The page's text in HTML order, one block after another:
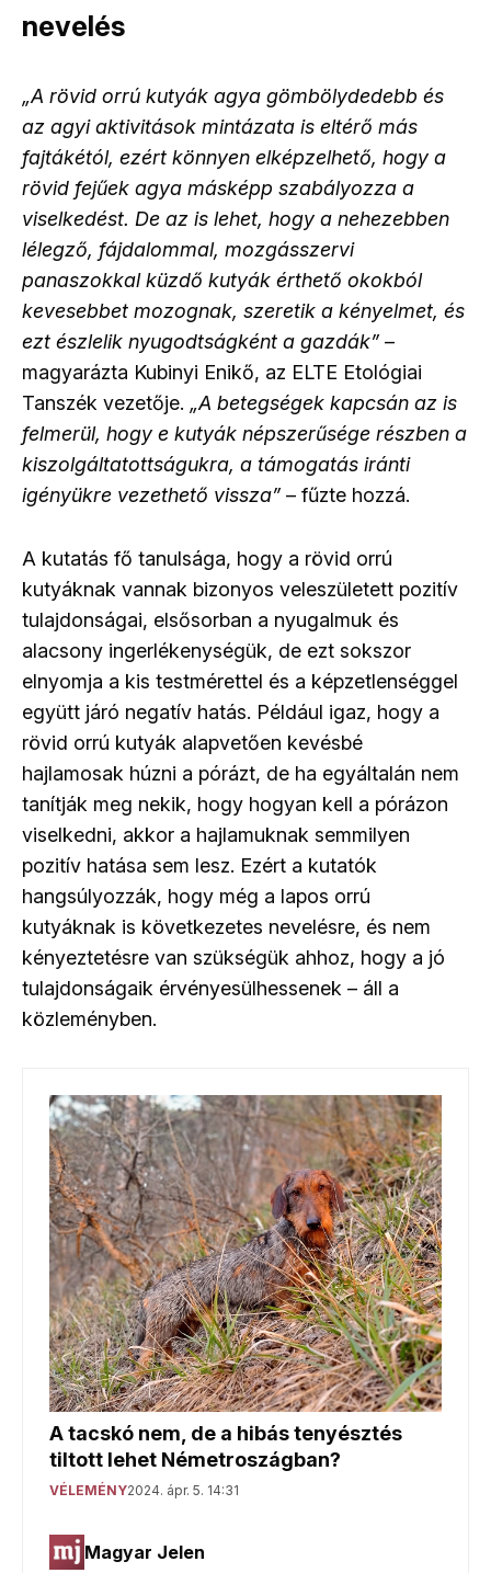
nevelés
„A rövid orrú kutyák agya gömbölydedebb és
az agyi aktivitások mintázata is eltérő más
fajtákétól, ezért könnyen elképzelhető, hogy a
rövid fejűek agya másképp szabályozza a
viselkedést. De az is lehet, hogy a nehezebben
lélegző, fájdalommal, mozgásszervi
panaszokkal küzdő kutyák érthető okokból
kevesebbet mozognak, szeretik a kényelmet, és
ezt észlelik nyugodtságként a gazdák” –
magyarázta Kubinyi Enikő, az ELTE Etológiai
Tanszék vezetője. „A betegségek kapcsán az is
felmerül, hogy e kutyák népszerűsége részben a
kiszolgáltatottságukra, a támogatás iránti
igényükre vezethető vissza” – fűzte hozzá.
A kutatás fő tanulsága, hogy a rövid orrú
kutyáknak vannak bizonyos veleszületett pozitív
tulajdonságai, elsősorban a nyugalmuk és
alacsony ingerlékenységük, de ezt sokszor
elnyomja a kis testmérettel és a képzetlenséggel
együtt járó negatív hatás. Például igaz, hogy a
rövid orrú kutyák alapvetően kevésbé
hajlamosak húzni a pórázt, de ha egyáltalán nem
tanítják meg nekik, hogy hogyan kell a pórázon
viselkedni, akkor a hajlamuknak semmilyen
pozitív hatása sem lesz. Ezért a kutatók
hangsúlyozzák, hogy még a lapos orrú
kutyáknak is következetes nevelésre, és nem
kényeztetésre van szükségük ahhoz, hogy a jó
tulajdonságaik érvényesülhessenek – áll a
közleményben.